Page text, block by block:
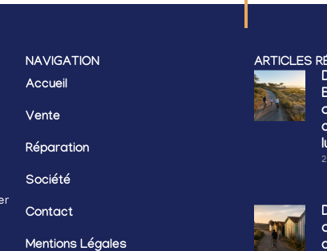
NAVIGATION
Accueil
Vente
Réparation
Société
Contact
Mentions Légales
ARTICLES